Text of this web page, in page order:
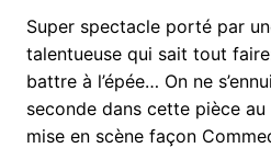
Super spectacle porté par
talentueuse qui sait tout
battre à l’épée… On ne
seconde dans cette pièce
mise en scène façon